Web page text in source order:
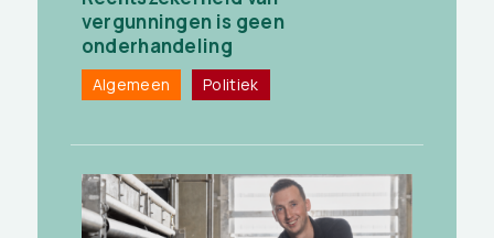
vergunningen is geen
onderhandeling
Algemeen Politiek